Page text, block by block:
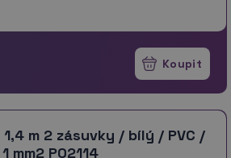
m 2 zásuvky / bílý / PVC /
1 mm2 P02114